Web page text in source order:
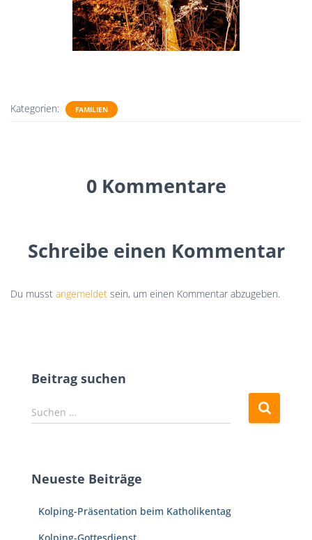
Kategorien: FAMILIEN
0 Kommentare
Schreibe einen Kommentar
Du musst angemeldet sein, um einen Kommentar abzugeben.
Beitrag suchen
S
u
n
Suchen …
Neueste Beiträge
Kolping-Präsentation beim Katholikentag